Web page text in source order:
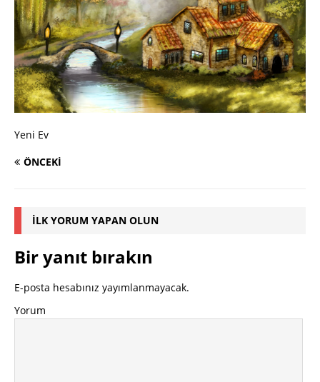
Yeni Ev
ÖNCEKI
İLK YORUM YAPAN OLUN
Bir yanıt bırakın
E-posta hesabınız yayımlanmayacak.
Yorum